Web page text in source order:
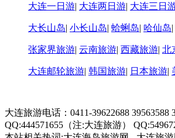
大连一日游| 大连两日游| 大连三日
大长山岛| 小长山岛| 蛤蜊岛| 哈仙岛|
张家界旅游| 云南旅游| 西藏旅游| 北
大连邮轮旅游| 韩国旅游| 日本旅游|
大连旅游电话：0411-39622688
QQ:444571655（注:大连旅游）